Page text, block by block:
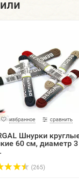
избранное сравнить
Шнурки
60 см, диаметр 3
(265)